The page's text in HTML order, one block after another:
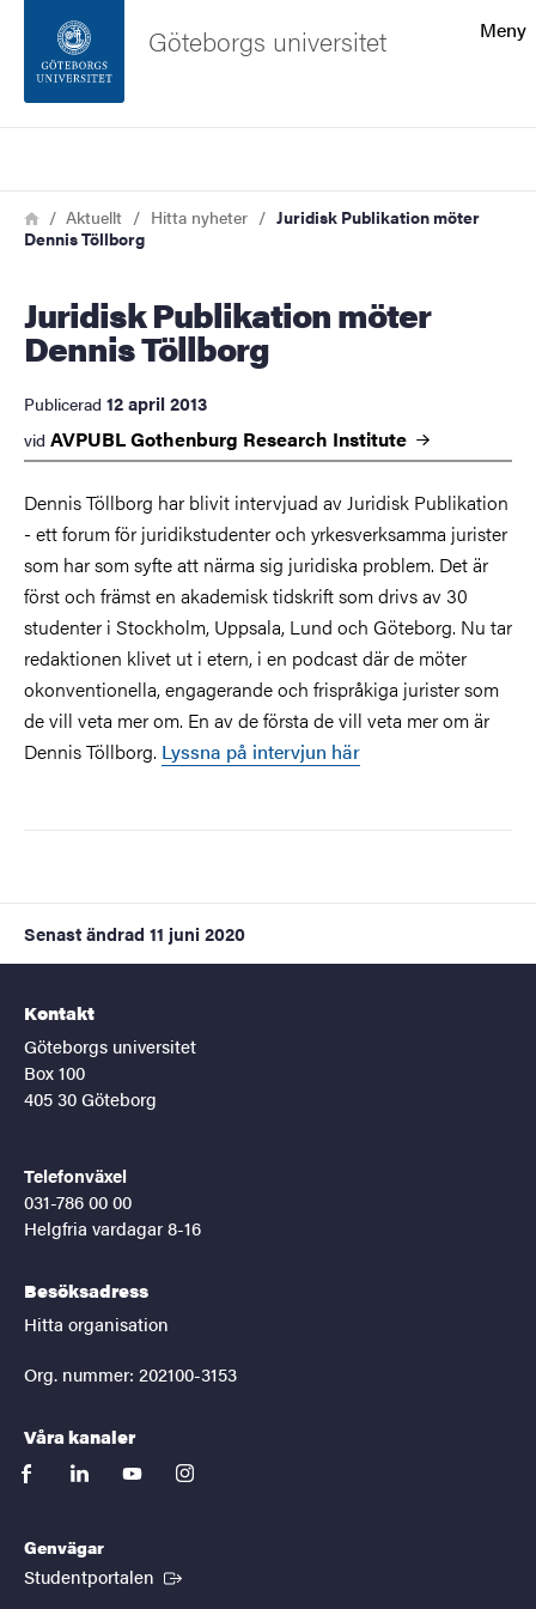
Sidfoten
Om webbplatsen
Meny
Göteborgs universitet
Länkstig
HemAktuellt Hitta nyheter
Juridisk Publikation möter
Dennis Töllborg
Juridisk Publikation möter
Dennis Töllborg
Publicerad 12 april 2013
vid AVPUBL Gothenburg Research Institute
Dennis Töllborg har blivit intervjuad av Juridisk Publikation
- ett forum för juridikstudenter och yrkesverksamma jurister
som har som syfte att närma sig juridiska problem. Det är
först och främst en akademisk tidskrift som drivs av 30
studenter i Stockholm, Uppsala, Lund och Göteborg. Nu tar
redaktionen klivet ut i etern, i en podcast där de möter
okonventionella, engagerande och frispråkiga jurister som
de vill veta mer om. En av de första de vill veta mer om är
Dennis Töllborg. Lyssna på intervjun här
Senast ändrad 11 juni 2020
Kontakt
Göteborgs universitet
Box 100
405 30 Göteborg
Telefonväxel
031-786 00 00
Helgfria vardagar 8-16
Besöksadress
Hitta organisation
Org. nummer: 202100-3153
Våra kanaler
facebooklinkedinyoutubeinstagram
Genvägar
Studentportalen (Extern länk)